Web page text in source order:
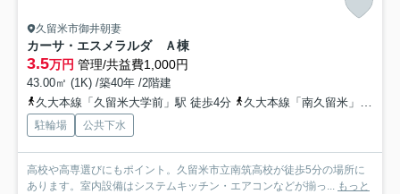
久留米市御井朝妻
カーサ・エスメラルダ Ａ棟
3.5万円 管理/共益費1,000円
43.00㎡ (1K) /築40年 /2階建
久大本線「久留米大学前」駅 徒歩4分
久大本線「南久留米」駅 徒歩26分
駐輪場 公共下水
高校や高専選びにもポイント。久留米市立南筑高校が徒歩5分の場所に
あります。室内設備はシステムキッチン・エアコンなどが揃っ...
もっと